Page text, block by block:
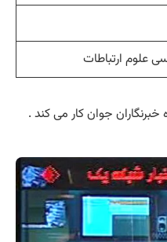
علوم ارتباطات
جوان کار می کند .